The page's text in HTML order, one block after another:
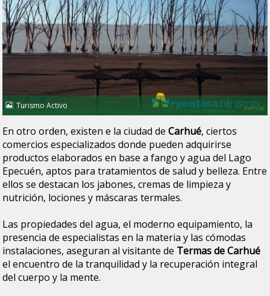
Turismo Activo
En otro orden, existen e la ciudad deCarhué, ciertos
comercios especializados donde pueden adquirirse
productos elaborados en base a fango y agua del Lago
Epecuén, aptos para tratamientos de salud y belleza. Entre
ellos se destacan los jabones, cremas de limpieza y
nutrición, lociones y máscaras termales.
Las propiedades del agua, el moderno equipamiento, la
presencia de especialistas en la materia y las cómodas
instalaciones, aseguran al visitante de Termas de Carhué
el encuentro de la tranquilidad y la recuperación integral
del cuerpo y la mente.